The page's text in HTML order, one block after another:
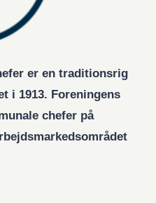
er en traditionsrig
i 1913. Foreningens
chefer på